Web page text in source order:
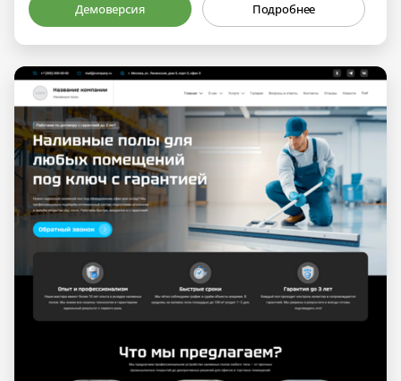
Демоверсия Подробнее